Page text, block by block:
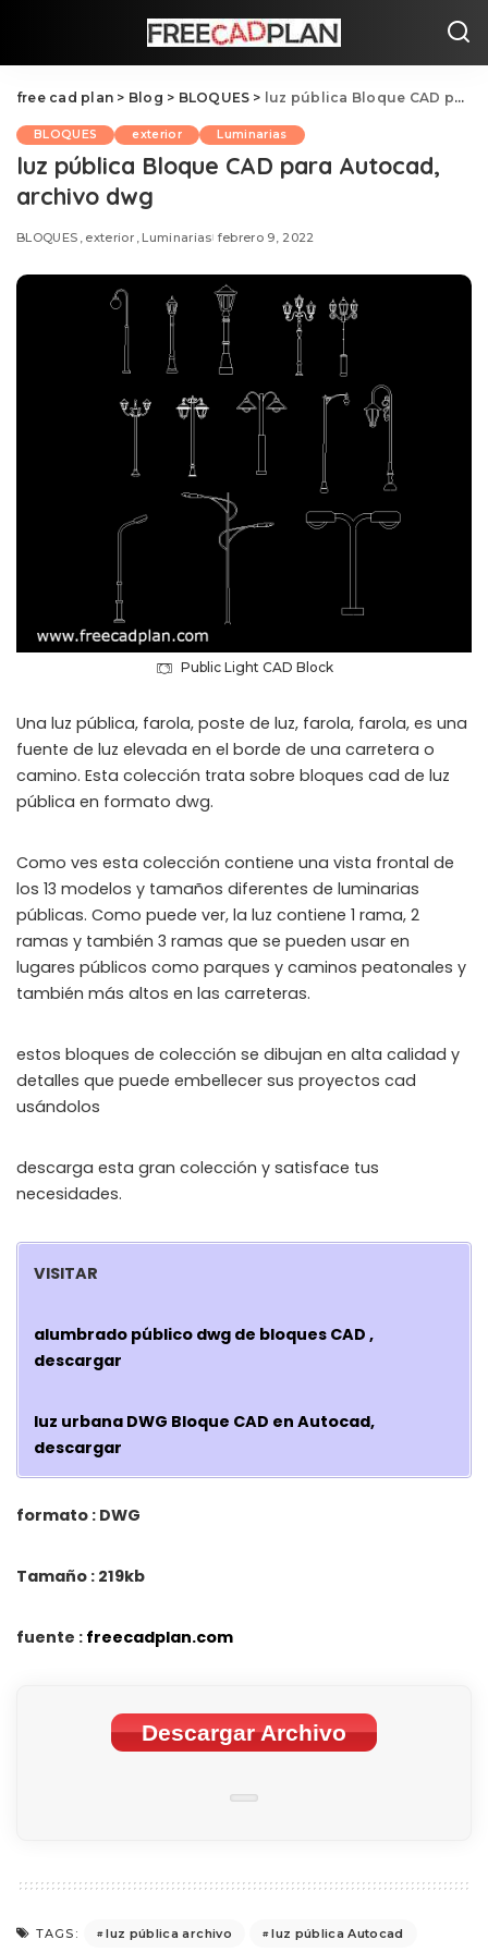
free cad plan > Blog > BLOQUES > luz pública Bloque CAD para Autocad, archivo dwg
BLOQUES exterior Luminarias
luz pública Bloque CAD para Autocad,
archivo dwg
BLOQUES exterior Luminarias febrero 9, 2022
Public Light CAD Block
Una luz pública, farola, poste de luz, farola, farola, es una
fuente de luz elevada en el borde de una carretera o
camino. Esta colección trata sobre bloques cad de luz
pública en formato dwg.
Como ves esta colección contiene una vista frontal de
los 13 modelos y tamaños diferentes de luminarias
públicas. Como puede ver, la luz contiene 1 rama, 2
ramas y también 3 ramas que se pueden usar en
lugares públicos como parques y caminos peatonales y
también más altos en las carreteras.
estos bloques de colección se dibujan en alta calidad y
detalles que puede embellecer sus proyectos cad
usándolos
descarga esta gran colección y satisface tus
necesidades.
VISITAR
alumbrado público dwg de bloques CAD ,
descargar
luz urbana DWG Bloque CAD en Autocad,
descargar
formato : DWG
Tamaño : 219kb
fuente : freecadplan.com
Descargar Archivo
TAGS: luz pública archivo luz pública Autocad